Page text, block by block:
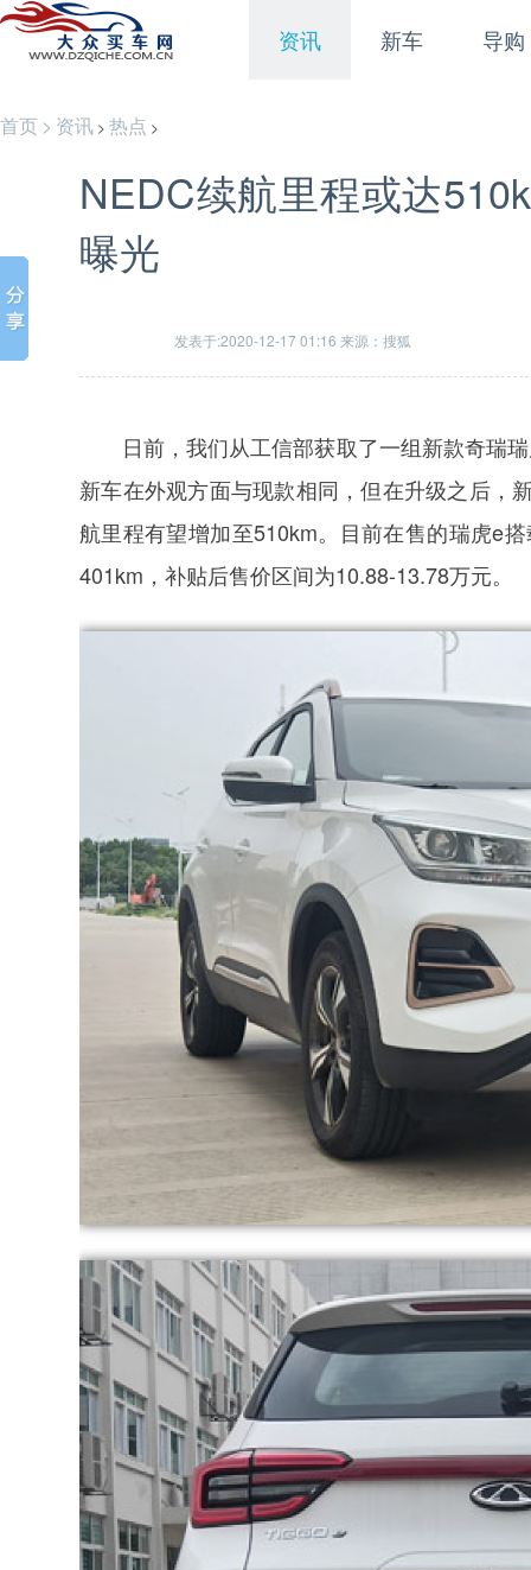
资讯 新车 导购
首页 > 资讯 > 热点 >
NEDC续航里程或达
曝光
发表于:2020-12-17 01:16 来源：搜狐
日前，我们从工信部获取了一组新款奇瑞
新车在外观方面与现款相同，但在升级之后，
航里程有望增加至510km。目前在售的瑞虎e
401km，补贴后售价区间为10.88-13.78万元。